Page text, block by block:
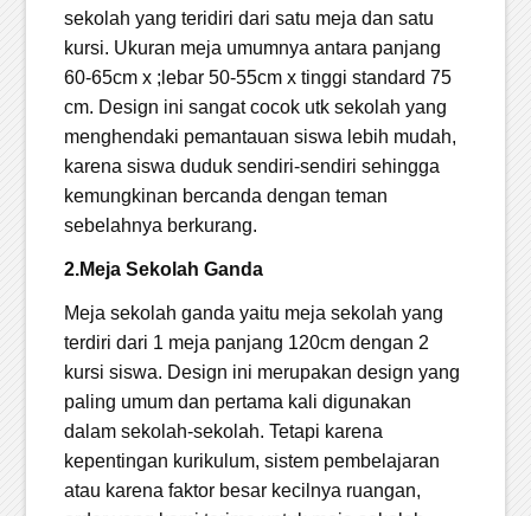
sekolah yang teridiri dari satu meja dan satu
kursi. Ukuran meja umumnya antara panjang
60-65cm x ;lebar 50-55cm x tinggi standard 75
cm. Design ini sangat cocok utk sekolah yang
menghendaki pemantauan siswa lebih mudah,
karena siswa duduk sendiri-sendiri sehingga
kemungkinan bercanda dengan teman
sebelahnya berkurang.
2.Meja Sekolah Ganda
Meja sekolah ganda yaitu meja sekolah yang
terdiri dari 1 meja panjang 120cm dengan 2
kursi siswa. Design ini merupakan design yang
paling umum dan pertama kali digunakan
dalam sekolah-sekolah. Tetapi karena
kepentingan kurikulum, sistem pembelajaran
atau karena faktor besar kecilnya ruangan,